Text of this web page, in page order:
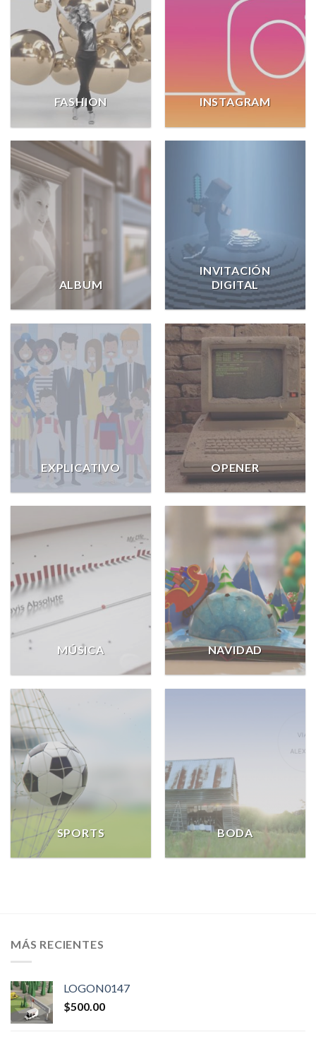
FASHION INSTAGRAM
ALBUM
INVITACIÓN
DIGITAL
EXPLICATIVO OPENER
MÚSICA NAVIDAD
SPORTS BODA
MÁS RECIENTES
LOGON0147
$500.00